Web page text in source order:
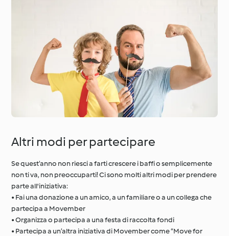
Altri modi per partecipare
Se quest’anno non riesci a farti crescere i baffi o semplicemente
non ti va, non preoccuparti! Ci sono molti altri modi per prendere
parte all'iniziativa:
• Fai una donazione a un amico, a un familiare o a un collega che
partecipa a Movember
• Organizza o partecipa a una festa di raccolta fondi
• Partecipa a un’altra iniziativa di Movember come “Move for